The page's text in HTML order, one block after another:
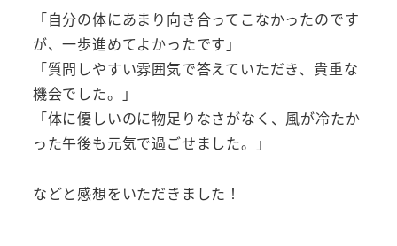
「自分の体にあまり向き合ってこなかったのです
が、一歩進めてよかったです」
「質問しやすい雰囲気で答えていただき、貴重な
機会でした。」
「体に優しいのに物足りなさがなく、風が冷たか
った午後も元気で過ごせました。」
などと感想をいただきました！